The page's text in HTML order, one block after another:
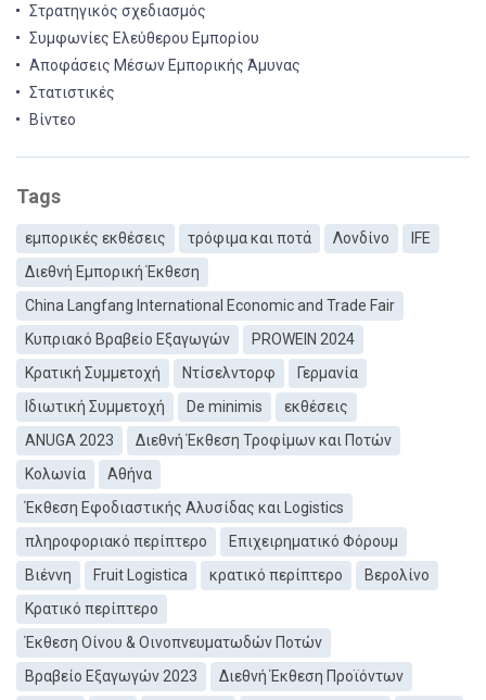
Στρατηγικός σχεδιασμός
Συμφωνίες Ελεύθερου Εμπορίου
Αποφάσεις Μέσων Εμπορικής Άμυνας
Στατιστικές
Βίντεο
Tags
εμπορικές εκθέσεις τρόφιμα και ποτά Λονδίνο
IFE
Διεθνή Εμπορική Έκθεση
China Langfang International Economic and Trade Fair
Κυπριακό Βραβείο Εξαγωγών
PROWEIN 2024
Κρατική Συμμετοχή
Ντίσελντορφ
Γερμανία
Ιδιωτική Συμμετοχή
De minimis
εκθέσεις
ANUGA 2023
Διεθνή Έκθεση Τροφίμων και Ποτών
Κολωνία
Αθήνα
Έκθεση Εφοδιαστικής Αλυσίδας και Logistics
πληροφοριακό περίπτερο
Επιχειρηματικό Φόρουμ
Βιέννη
Fruit Logistica κρατικό περίπτερο
Βερολίνο
Κρατικό περίπτερο
Έκθεση Οίνου & Οινοπνευματωδών Ποτών
Βραβείο Εξαγωγών 2023
Διεθνή Έκθεση Προϊόντων